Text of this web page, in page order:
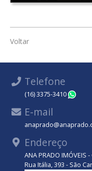
Voltar
Telefone
(16) 3375-3410
E-mail
Endereço
ANA PRADO IMÓVEIS -
Rua Itália, 393 - São